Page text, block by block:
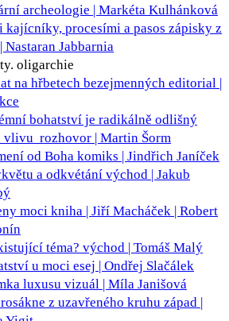
archeologie | Markéta Kulhánková
kajícníky, procesími a pasos zápisky z
Nastaran Jabbarnia
oligarchie
na hřbetech bezejmenných editorial |
bohatství je radikálně odlišný
vlivu rozhovor | Martin Šorm
od Boha komiks | Jindřich Janíček
a odkvétání východ | Jakub
moci kniha | Jiří Macháček | Robert
téma? východ | Tomáš Malý
u moci esej | Ondřej Slačálek
luxusu vizuál | Míla Janišová
z uzavřeného kruhu západ |